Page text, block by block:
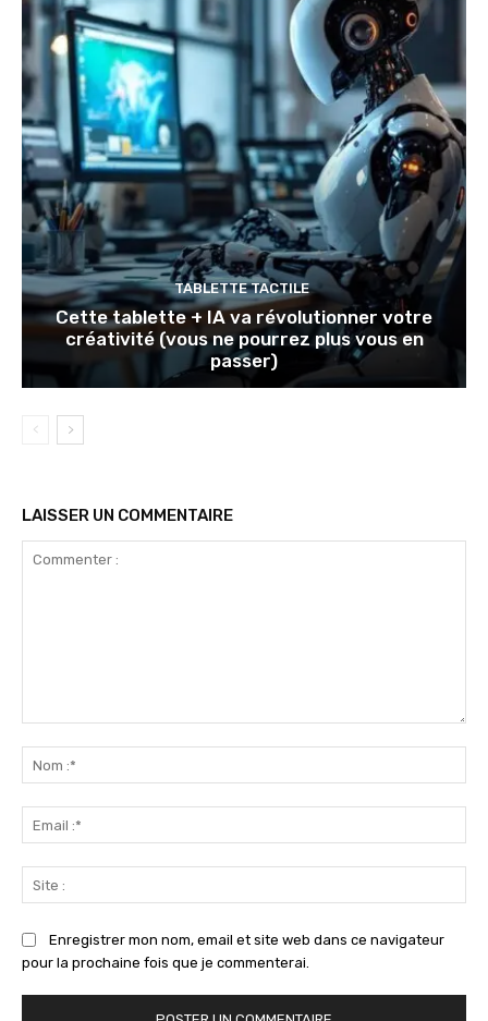
TABLETTE TACTILE
Cette tablette + IA va révolutionner votre
créativité (vous ne pourrez plus vous en
passer)
LAISSER UN COMMENTAIRE
:*
:*
:
Enregistrer mon nom, email et site web dans ce navigateur
pour la prochaine fois que je commenterai.